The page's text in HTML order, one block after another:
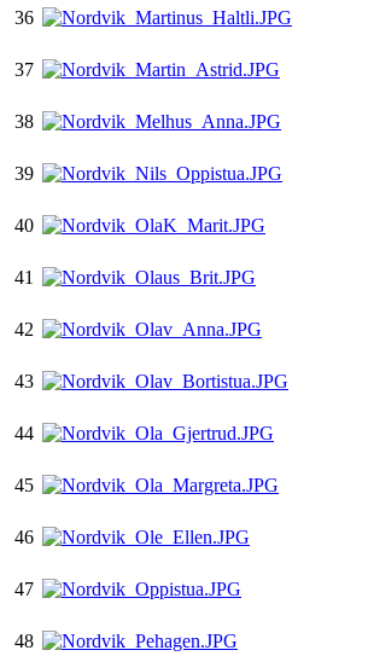
36
37
38
39
40
41
42
43
44
45
46
47
48